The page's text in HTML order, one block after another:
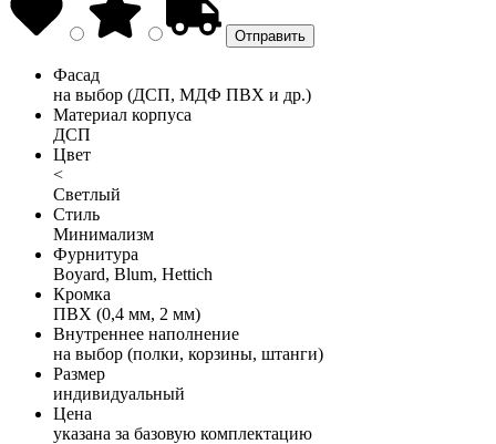
Фасад
на выбор (ДСП, МДФ ПВХ и др.)
Материал корпуса
ДСП
Цвет
<
Светлый
Стиль
Минимализм
Фурнитура
Boyard, Blum, Hettich
Кромка
ПВХ (0,4 мм, 2 мм)
Внутреннее наполнение
на выбор (полки, корзины, штанги)
Размер
индивидуальный
Цена
указана за базовую комплектацию